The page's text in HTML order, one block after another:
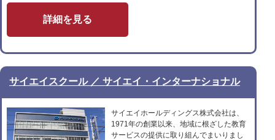
詳細を見る
サイエイスクール ／ サイエイ・インターナショナル
サイエイホールディングス株式会社は、
1971年の創業以来、地域に根ざした教育
サービスの提供に取り組んでまいりまし